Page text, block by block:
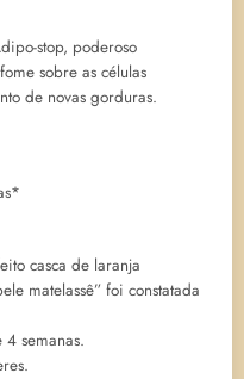
stop, poderoso
sobre as células
de novas gorduras.
casca de laranja
matelassê” foi constatada
semanas.